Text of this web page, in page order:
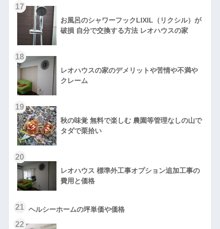
17
お風呂のシャワーフックLIXIL（リクシル）が
破損 自分で交換する方法 レオハウスの家
18
レオハウスの家のデメリットや苦情や不満や
クレーム
19
秋の味覚 無料で楽しむ 農園等管理なしの山で
タダで栗拾い
20
レオハウス 標準外工事オプション追加工事の
費用と価格
21 ヘルシーホームの坪単価や価格
22